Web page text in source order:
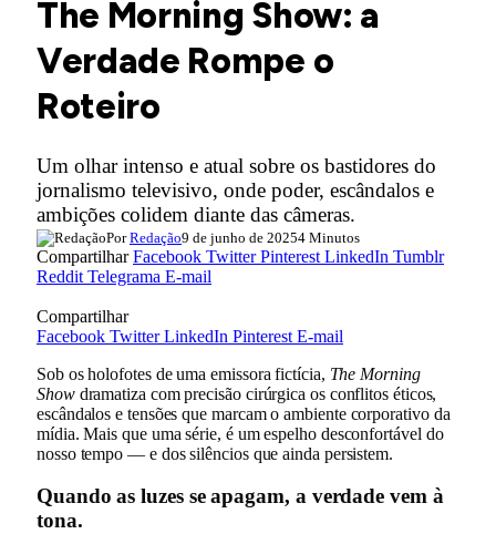
The Morning Show: a
Verdade Rompe o
Roteiro
Um olhar intenso e atual sobre os bastidores do
jornalismo televisivo, onde poder, escândalos e
ambições colidem diante das câmeras.
Por Redação9 de junho de 20254 Minutos
CompartilharFacebook Twitter Pinterest LinkedIn Tumblr
Reddit Telegrama E-mail
Compartilhar
Facebook Twitter LinkedIn Pinterest E-mail
Sob os holofotes de uma emissora fictícia, The Morning
Showdramatiza com precisão cirúrgica os conflitos éticos,
escândalos e tensões que marcam o ambiente corporativo da
mídia. Mais que uma série, é um espelho desconfortável do
nosso tempo — e dos silêncios que ainda persistem.
Quando as luzes se apagam, a verdade vem à
tona.